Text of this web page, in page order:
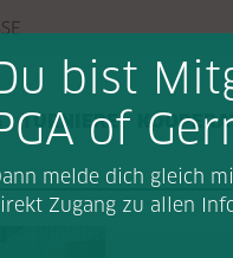
TURNIERE
bist
of
melde dich gleich
Zugang zu allen